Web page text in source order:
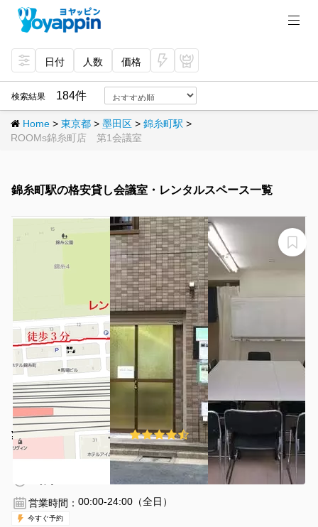
日付 人数 価格
今
すぐ
予約
レミ
アム
検索結果 184件
Home > 東京都 > 墨田区 > 錦糸町駅 >
ROOMs錦糸町店 第1会議室
錦糸町駅の格安貸し会議室・レンタルスペース一覧
レンタルスペース錦糸町
レンタルスペース錦糸町
¥100 〜 ¥1350 /時間 4.4
(57件)
錦糸町駅 徒歩4分東京都墨田区錦糸4-9-9-101
1〜10名
営業時間： 00:00-24:00（全日）
今すぐ予約